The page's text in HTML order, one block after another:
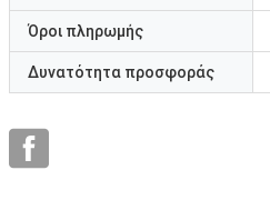
Όροι πληρωμής
Δυνατότητα προσφοράς